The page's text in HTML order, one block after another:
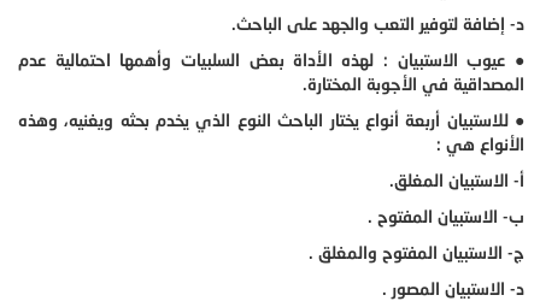
د- إضافة لتوفير التعب والجهد على الباحث.
● عيوب الاستبيان : لهذه الأداة بعض السلبيات وأهمها احتمالية عدم
المصداقية في الأجوبة المختارة.
● للاستبيان أربعة أنواع يختار الباحث النوع الذي يخدم بحثه ويغنيه، وهذه
الأنواع هي :
أ- الاستبيان المغلق.
ب- الاستبيان المفتوح .
ج- الاستبيان المفتوح والمغلق .
د- الاستبيان المصور .